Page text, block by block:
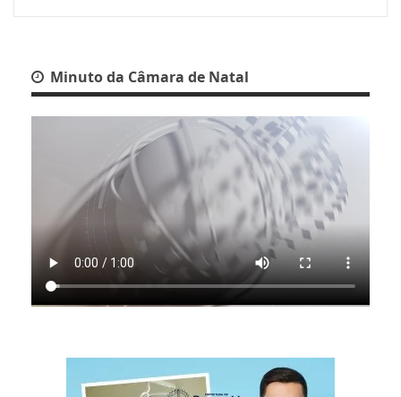
Minuto da Câmara de Natal